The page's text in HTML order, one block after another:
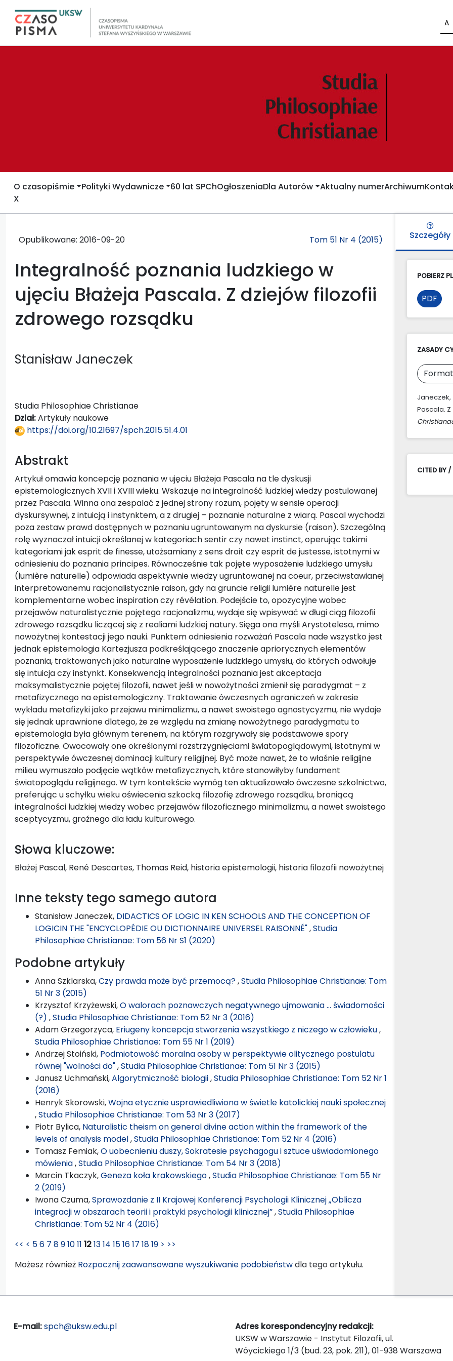
A
O czasopiśmie Polityki Wydawnicze 60 lat SPChOgłoszeniaDla Autorów Aktualny numerArchiwum
X
Opublikowane: 2016-09-20 Tom 51 Nr 4 (2015)
Integralność poznania ludzkiego w
ujęciu Błażeja Pascala. Z dziejów filozofii
zdrowego rozsądku
Stanisław Janeczek
Studia Philosophiae Christianae
Dział:Artykuły naukowe
https://doi.org/10.21697/spch.2015.51.4.01
Abstrakt
Artykuł omawia koncepcję poznania w ujęciu Błażeja Pascala na tle dyskusji
epistemologicznych XVII i XVIII wieku. Wskazuje na integralność ludzkiej wiedzy postulowanej
przez Pascala. Winna ona zespalać z jednej strony rozum, pojęty w sensie operacji
dyskursywnej, z intuicją i instynktem, a z drugiej – poznanie naturalne z wiarą. Pascal wychodzi
poza zestaw prawd dostępnych w poznaniu ugruntowanym na dyskursie (raison). Szczególną
rolę wyznaczał intuicji określanej w kategoriach sentir czy nawet instinct, operując takimi
kategoriami jak esprit de finesse, utożsamiany z sens droit czy esprit de justesse, istotnymi w
odniesieniu do poznania principes. Równocześnie tak pojęte wyposażenie ludzkiego umysłu
(lumière naturelle) odpowiada aspektywnie wiedzy ugruntowanej na coeur, przeciwstawianej
interpretowanemu racjonalistycznie raison, gdy na gruncie religii lumière naturelle jest
komplementarne wobec inspiration czy révélation. Podejście to, opozycyjne wobec
przejawów naturalistycznie pojętego racjonalizmu, wydaje się wpisywać w długi ciąg filozofii
zdrowego rozsądku liczącej się z realiami ludzkiej natury. Sięga ona myśli Arystotelesa, mimo
nowożytnej kontestacji jego nauki. Punktem odniesienia rozważań Pascala nade wszystko jest
jednak epistemologia Kartezjusza podkreślającego znaczenie apriorycznych elementów
poznania, traktowanych jako naturalne wyposażenie ludzkiego umysłu, do których odwołuje
się intuicja czy instynkt. Konsekwencją integralności poznania jest akceptacja
maksymalistycznie pojętej filozofii, nawet jeśli w nowożytności zmienił się paradygmat – z
metafizycznego na epistemologiczny. Traktowanie ówczesnych ograniczeń w zakresie
wykładu metafizyki jako przejawu minimalizmu, a nawet swoistego agnostycyzmu, nie wydaje
się jednak uprawnione dlatego, że ze względu na zmianę nowożytnego paradygmatu to
epistemologia była głównym terenem, na którym rozgrywały się podstawowe spory
filozoficzne. Owocowały one określonymi rozstrzygnięciami światopoglądowymi, istotnymi w
perspektywie ówczesnej dominacji kultury religijnej. Być może nawet, że to właśnie religijne
milieu wymuszało podjęcie wątków metafizycznych, które stanowiłyby fundament
światopoglądu religijnego. W tym kontekście wymóg ten aktualizowało ówczesne szkolnictwo,
preferując u schyłku wieku oświecenia szkocką filozofię zdrowego rozsądku, broniącą
integralności ludzkiej wiedzy wobec przejawów filozoficznego minimalizmu, a nawet swoistego
sceptycyzmu, groźnego dla ładu kulturowego.
Słowa kluczowe:
Błażej Pascal, René Descartes, Thomas Reid, historia epistemologii, historia filozofii nowożytnej
Inne teksty tego samego autora
Stanisław Janeczek, DIDACTICS OF LOGIC IN KEN SCHOOLS AND THE CONCEPTION OF
LOGICIN THE "ENCYCLOPÉDIE OU DICTIONNAIRE UNIVERSEL RAISONNÉ",Studia
Philosophiae Christianae: Tom 56 Nr S1 (2020)
Podobne artykuły
Anna Szklarska,Czy prawda może być przemocą?,Studia Philosophiae Christianae: Tom
51 Nr 3 (2015)
Krzysztof Krzyżewski,O walorach poznawczych negatywnego ujmowania … świadomości
(?) ,Studia Philosophiae Christianae: Tom 52 Nr 3 (2016)
Adam Grzegorzyca, Eriugeny koncepcja stworzenia wszystkiego z niczego w człowieku,
Studia Philosophiae Christianae: Tom 55 Nr 1 (2019)
Andrzej Stoiński, Podmiotowość moralna osoby w perspektywie olitycznego postulatu
równej "wolności do",Studia Philosophiae Christianae: Tom 51 Nr 3 (2015)
Janusz Uchmański,Algorytmiczność biologii,Studia Philosophiae Christianae: Tom 52 Nr 1
(2016)
Henryk Skorowski,Wojna etycznie usprawiedliwiona w świetle katolickiej nauki społecznej
,Studia Philosophiae Christianae: Tom 53 Nr 3 (2017)
Piotr Bylica, Naturalistic theism on general divine action within the framework of the
levels of analysis model,Studia Philosophiae Christianae: Tom 52 Nr 4 (2016)
Tomasz Femiak,O uobecnieniu duszy, Sokratesie psychagogu i sztuce uświadomionego
mówienia,Studia Philosophiae Christianae: Tom 54 Nr 3 (2018)
Marcin Tkaczyk,Geneza koła krakowskiego,Studia Philosophiae Christianae: Tom 55 Nr
2 (2019)
Iwona Czuma,Sprawozdanie z II Krajowej Konferencji Psychologii Klinicznej „Oblicza
integracji w obszarach teorii i praktyki psychologii klinicznej”,Studia Philosophiae
Christianae: Tom 52 Nr 4 (2016)
<< < 56 7 891011 121314 151617 1819 > >>
Możesz również Rozpocznij zaawansowane wyszukiwanie podobieństwdla tego artykułu.
Szczegóły
POBIERZ
PDF
ZASADY
Janeczek,
Pascala.
CITED BY /
E-mail:spch@uksw.edu.pl
Adres korespondencyjny redakcji:
UKSW w Warszawie - Instytut Filozofii, ul.
Wóycickiego 1/3 (bud. 23, pok. 211), 01-938 Warszawa